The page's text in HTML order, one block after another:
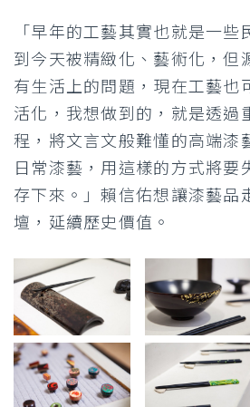
「早年的工藝其實也就是一些
到今天被精緻化、藝術化，但
有生活上的問題，現在工藝也
活化，我想做到的，就是透過
程，將文言文般難懂的高端漆
日常漆藝，用這樣的方式將要
存下來。」賴信佑想讓漆藝品
壇，延續歷史價值。